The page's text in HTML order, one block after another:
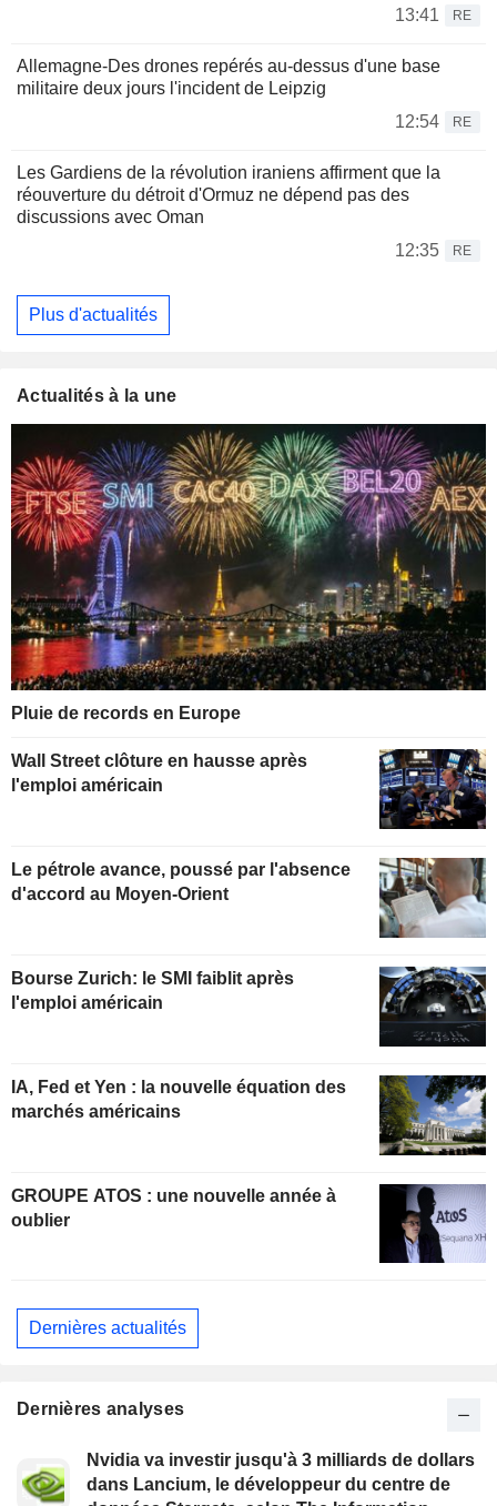
13:41 RE
Allemagne-Des drones repérés au-dessus d'une base
militaire deux jours l'incident de Leipzig
12:54
RE
Les Gardiens de la révolution iraniens affirment que la
réouverture du détroit d'Ormuz ne dépend pas des
discussions avec Oman
12:35
RE
Plus d'actualités
Actualités à la une
Pluie de records en Europe
Wall Street clôture en hausse après
l'emploi américain
Le pétrole avance, poussé par l'absence
d'accord au Moyen-Orient
Bourse Zurich: le SMI faiblit après
l'emploi américain
IA, Fed et Yen : la nouvelle équation des
marchés américains
GROUPE ATOS : une nouvelle année à
oublier
Dernières actualités
Dernières analyses
Nvidia va investir jusqu'à 3 milliards de dollars
dans Lancium, le développeur du centre de